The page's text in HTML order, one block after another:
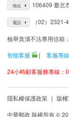
地址 106409 臺北
電話 （02）
檢舉貪瀆不法專用信箱
智能客服
| 客服專
24小時顧客服務專線：
隱私權保護政策 | 版
中華郵政 版權所有 ©